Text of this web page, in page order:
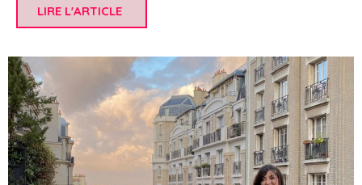
LIRE L'ARTICLE